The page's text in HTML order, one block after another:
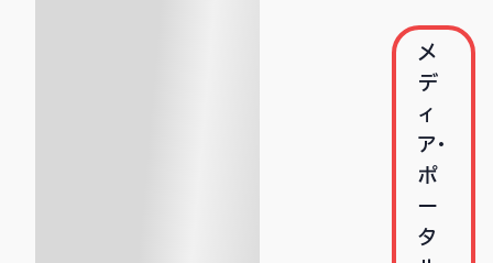
メ
デ
ィ
ア・
ポ
ー
タ